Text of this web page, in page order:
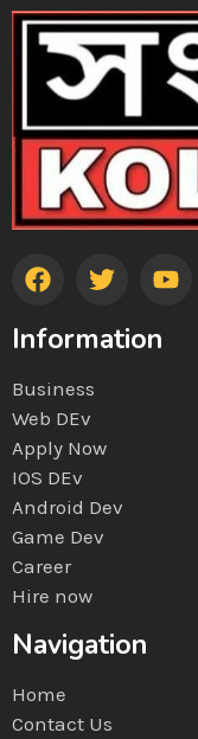
Information
Business
Web DEv
Apply Now
IOS DEv
Android Dev
Game Dev
Career
Hire now
Navigation
Home
Contact Us